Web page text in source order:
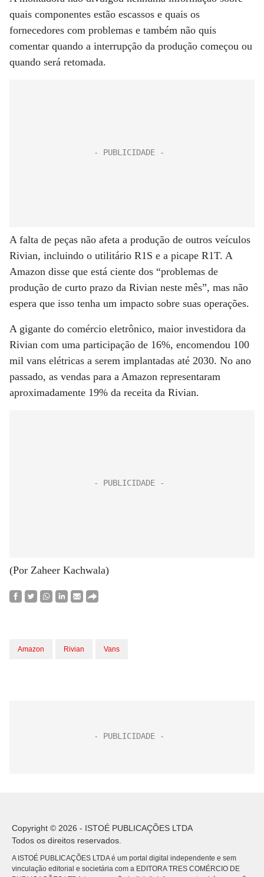
quais componentes estão escassos e quais os
fornecedores com problemas e também não quis
comentar quando a interrupção da produção começou ou
quando será retomada.
A falta de peças não afeta a produção de outros veículos
Rivian, incluindo o utilitário R1S e a picape R1T. A
Amazon disse que está ciente dos “problemas de
produção de curto prazo da Rivian neste mês”, mas não
espera que isso tenha um impacto sobre suas operações.
A gigante do comércio eletrônico, maior investidora da
Rivian com uma participação de 16%, encomendou 100
mil vans elétricas a serem implantadas até 2030. No ano
passado, as vendas para a Amazon representaram
aproximadamente 19% da receita da Rivian.
(Por Zaheer Kachwala)
Amazon Rivian Vans
Copyright © 2026 - ISTOÉ PUBLICAÇÕES LTDA
Todos os direitos reservados.
A ISTOÉ PUBLICAÇÕES LTDA é um portal digital independente e sem
vinculação editorial e societária com a EDITORA TRES COMÉRCIO DE